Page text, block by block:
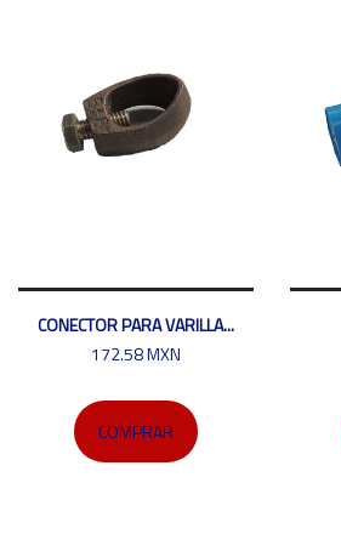
CONECTOR PARA VARILLA...
172.58 MXN
COMPRAR